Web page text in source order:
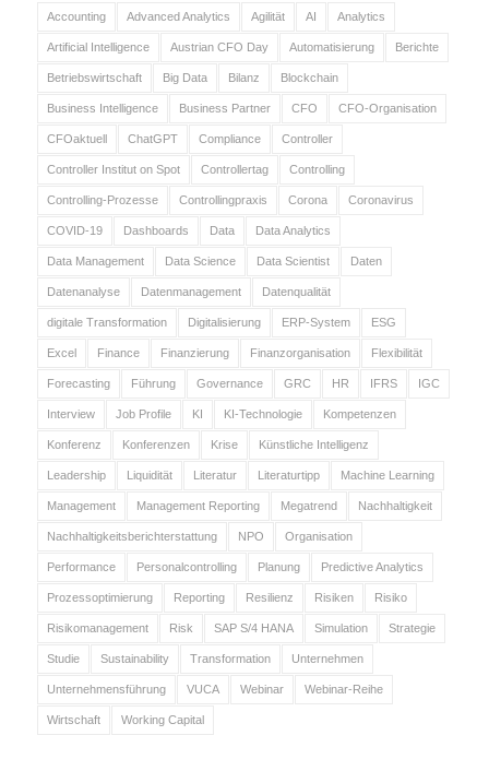
Accounting Advanced Analytics Agilität AI Analytics
Artificial Intelligence Austrian CFO Day Automatisierung Berichte
Betriebswirtschaft Big Data Bilanz Blockchain
Business Intelligence Business Partner CFO CFO-Organisation
CFOaktuell ChatGPT Compliance Controller
Controller Institut on Spot Controllertag Controlling
Controlling-Prozesse Controllingpraxis Corona Coronavirus
COVID-19 Dashboards Data Data Analytics
Data Management Data Science Data Scientist Daten
Datenanalyse Datenmanagement Datenqualität
digitale Transformation Digitalisierung ERP-System ESG
Excel Finance Finanzierung Finanzorganisation Flexibilität
Forecasting Führung Governance GRC HR IFRS IGC
Interview Job Profile KI KI-Technologie Kompetenzen
Konferenz Konferenzen Krise Künstliche Intelligenz
Leadership Liquidität Literatur Literaturtipp Machine Learning
Management Management Reporting Megatrend Nachhaltigkeit
Nachhaltigkeitsberichterstattung NPO Organisation
Performance Personalcontrolling Planung Predictive Analytics
Prozessoptimierung Reporting Resilienz Risiken Risiko
Risikomanagement Risk SAP S/4 HANA Simulation Strategie
Studie Sustainability Transformation Unternehmen
Unternehmensführung VUCA Webinar Webinar-Reihe
Wirtschaft Working Capital